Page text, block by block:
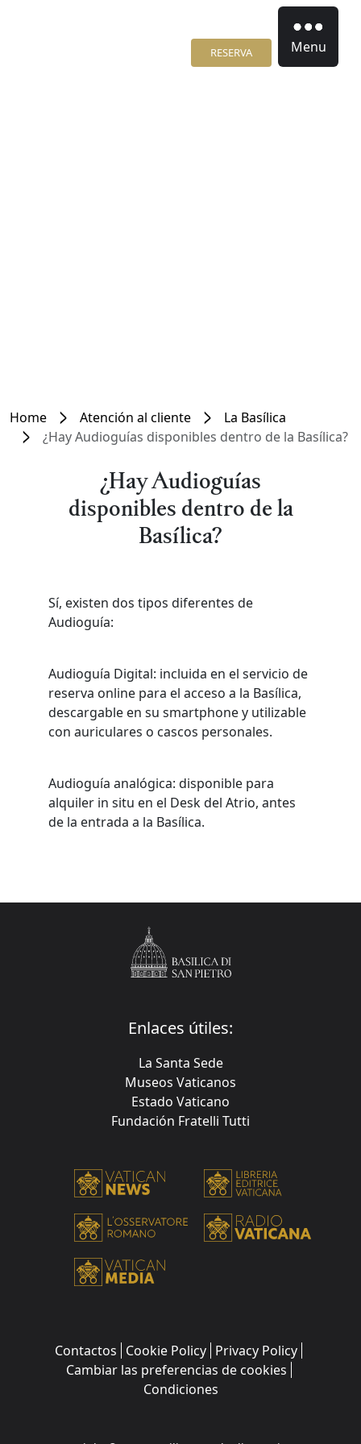
RESERVA Menu
Home Atención al cliente
La Basílica
¿Hay Audioguías disponibles dentro de la Basílica?
¿Hay Audioguías
disponibles dentro de la
Basílica?
Sí, existen dos tipos diferentes de
Audioguía:
Audioguía Digital: incluida en el servicio de
reserva online para el acceso a la Basílica,
descargable en su smartphone y utilizable
con auriculares o cascos personales.
Audioguía analógica: disponible para
alquiler in situ en el Desk del Atrio, antes
de la entrada a la Basílica.
Enlaces útiles:
La Santa Sede
Museos Vaticanos
Estado Vaticano
Fundación Fratelli Tutti
Contactos Cookie Policy Privacy Policy
Cambiar las preferencias de cookies
Condiciones